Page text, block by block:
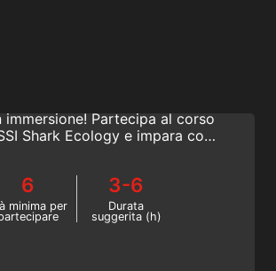
immersione! Partecipa al corso
Shark Ecology e impara come
e altro ancora. Inizia online oggi
stesso!
6
minima per
3-6
Durata
suggerita (h)